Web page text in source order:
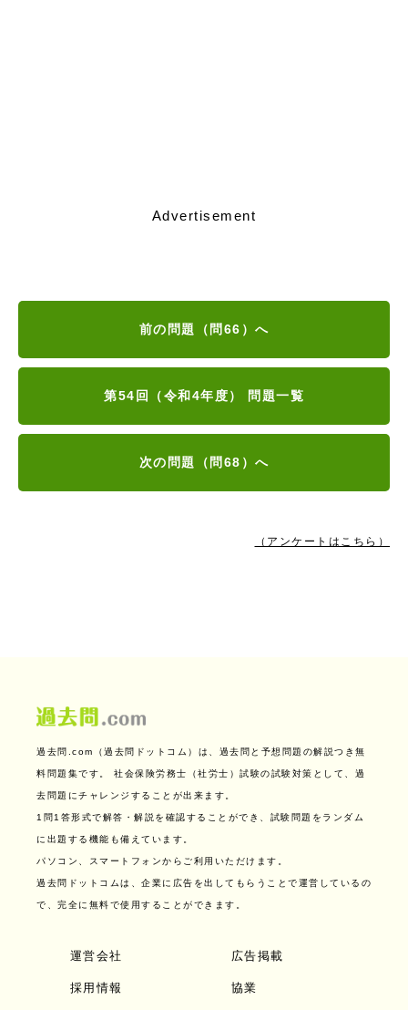
Advertisement
前の問題（問66）へ
第54回（令和4年度） 問題一覧
次の問題（問68）へ
（アンケートはこちら）
過去問.com（過去問ドットコム）は、過去問と予想問題の解説つき無
料問題集です。 社会保険労務士（社労士）試験の試験対策として、過
去問題にチャレンジすることが出来ます。
1問1答形式で解答・解説を確認することができ、試験問題をランダム
に出題する機能も備えています。
パソコン、スマートフォンからご利用いただけます。
過去問ドットコムは、企業に広告を出してもらうことで運営しているの
で、完全に無料で使用することができます。
運営会社 広告掲載
採用情報 協業